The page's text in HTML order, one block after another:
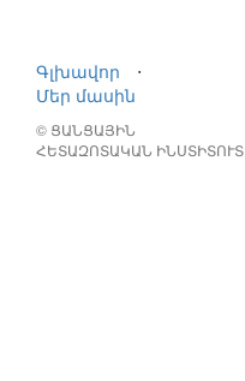
Գլխավոր
⋅
Մեր մասին
© ՑԱՆՑԱՅԻՆ
ՀԵՏԱԶՈՏԱԿԱՆ ԻՆՍՏԻՏՈՒՏ